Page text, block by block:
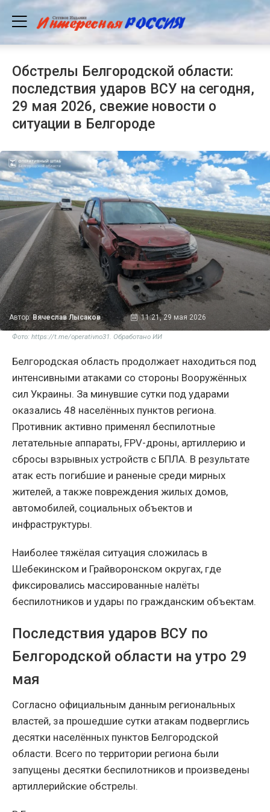
Обстрелы Белгородской области:
последствия ударов ВСУ на сегодня,
29 мая 2026, свежие новости о
ситуации в Белгороде
Автор:Вячеслав Лысаков 11:21, 29 мая 2026
Фото: https://t.me/operativno31. Обработано ИИ
Белгородская область продолжает находиться под
интенсивными атаками со стороны Вооружённых
сил Украины. За минувшие сутки под ударами
оказались 48 населённых пунктов региона.
Противник активно применял беспилотные
летательные аппараты, FPV-дроны, артиллерию и
сбросы взрывных устройств с БПЛА. В результате
атак есть погибшие и раненые среди мирных
жителей, а также повреждения жилых домов,
автомобилей, социальных объектов и
инфраструктуры.
Наиболее тяжёлая ситуация сложилась в
Шебекинском и Грайворонском округах, где
фиксировались массированные налёты
беспилотников и удары по гражданским объектам.
Последствия ударов ВСУ по
Белгородской области на утро 29
мая
Согласно официальным данным региональных
властей, за прошедшие сутки атакам подверглись
десятки населённых пунктов Белгородской
области. Всего по территории региона были
запущены десятки беспилотников и произведены
артиллерийские обстрелы.